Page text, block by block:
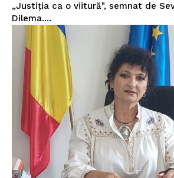
„Justiția ca o viitură", semnat de
Dilema....